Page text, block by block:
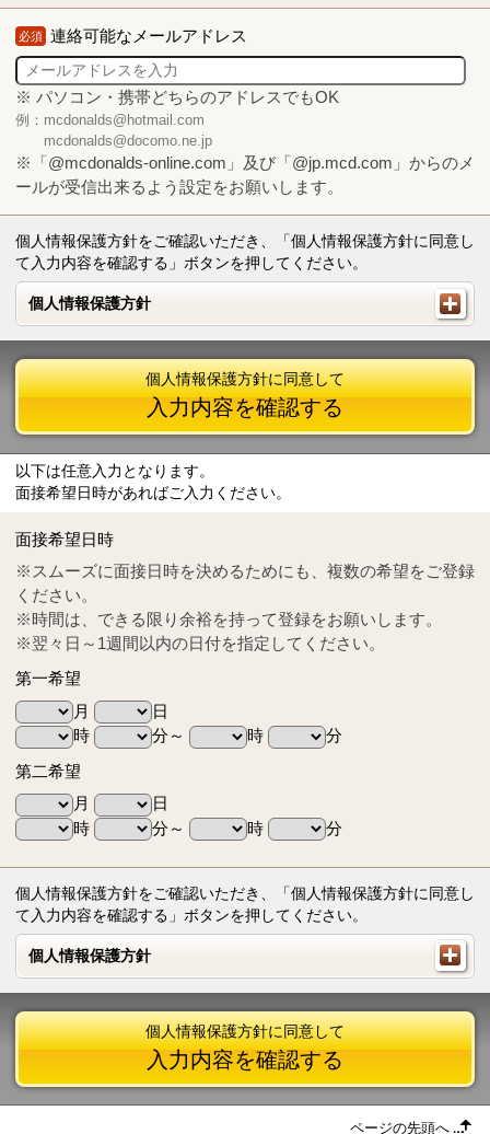
必須 連絡可能なメールアドレス
※ パソコン・携帯どちらのアドレスでもOK
例：mcdonalds@hotmail.com
mcdonalds@docomo.ne.jp
※「@mcdonalds-online.com」及び「@jp.mcd.com」からのメ
ールが受信出来るよう設定をお願いします。
個人情報保護方針をご確認いただき、「個人情報保護方針に同意し
て入力内容を確認する」ボタンを押してください。
個人情報保護方針
個人情報保護方針
Tel
0570-55-0314
個人情報保護方針に同意して
入力内容を確認する
以下は任意入力となります。
面接希望日時があればご入力ください。
面接希望日時
※スムーズに面接日時を決めるためにも、複数の希望をご登録
ください。
※時間は、できる限り余裕を持って登録をお願いします。
※翌々日～1週間以内の日付を指定してください。
第一希望
月
日
時
分～ 時
分
第二希望
月
日
時
分～ 時 分
個人情報保護方針をご確認いただき、「個人情報保護方針に同意し
て入力内容を確認する」ボタンを押してください。
個人情報保護方針
個人情報保護方針
個人情報保護方針に同意して
入力内容を確認する
ページの先頭へ